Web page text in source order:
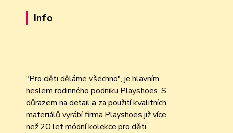
Info
"Pro děti děláme všechno", je hlavním
heslem rodinného podniku Playshoes. S
důrazem na detail a za použití kvalitních
materiálů vyrábí firma Playshoes již více
než 20 let módní kolekce pro děti.